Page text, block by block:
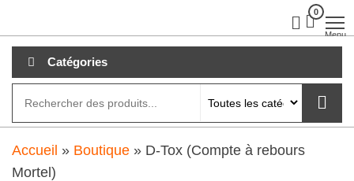
au
contenu
0
Menu
Catégories
Accueil » Boutique » D-Tox (Compte à rebours
Mortel)